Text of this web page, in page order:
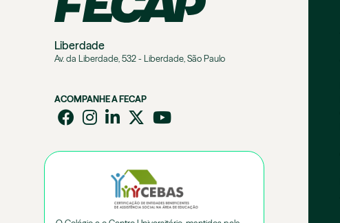
Liberdade
Av. da Liberdade, 532 - Liberdade, São Paulo
ACOMPANHE A FECAP